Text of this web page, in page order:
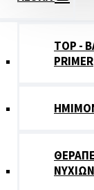
TOP -
PRIMER
ΝΥΧΙΩΝ